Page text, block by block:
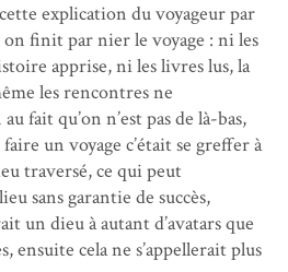
explication du voyageur par
finit par nier le voyage : ni les
apprise, ni les livres lus, la
les rencontres ne
fait qu’on n’est pas de là-bas,
un voyage c’était se greffer à
traversé, ce qui peut
sans garantie de succès,
un dieu à autant d’avatars que
ensuite cela ne s’appellerait plus